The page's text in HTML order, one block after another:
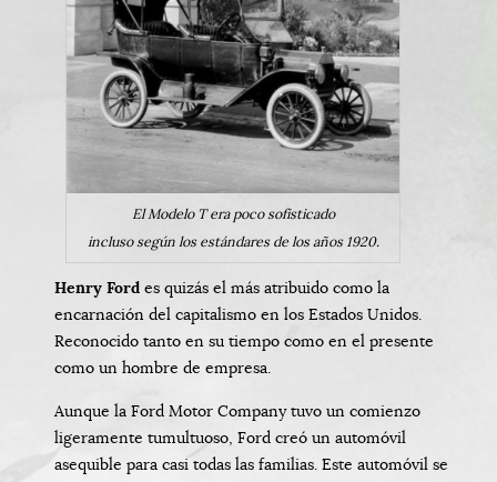
El Modelo T era poco sofisticado
incluso según los estándares de los años 1920.
Henry Ford es quizás el más atribuido como la
encarnación del capitalismo en los Estados Unidos.
Reconocido tanto en su tiempo como en el presente
como un hombre de empresa.
Aunque la Ford Motor Company tuvo un comienzo
ligeramente tumultuoso, Ford creó un automóvil
asequible para casi todas las familias. Este automóvil se